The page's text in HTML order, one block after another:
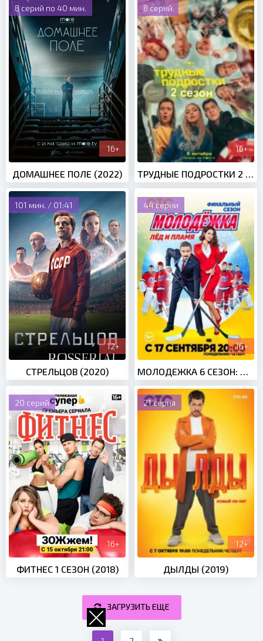
8 серий по 40 мин.
16+
ДОМАШНЕЕ ПОЛЕ (2022)
8 серий
16+
ТРУДНЫЕ ПОДРОСТКИ 2 СЕЗОН (2020)
101 мин. / 01:41
12+
СТРЕЛЬЦОВ (2020)
44 серии
16+
МОЛОДЕЖКА 6 СЕЗОН: ЛЕД И ПЛАМЯ (2018)
20 серий
16+
ФИТНЕС 1 СЕЗОН (2018)
21 серия
12+
ДЫЛДЫ (2019)
ЗАГРУЗИТЬ ЕЩЕ